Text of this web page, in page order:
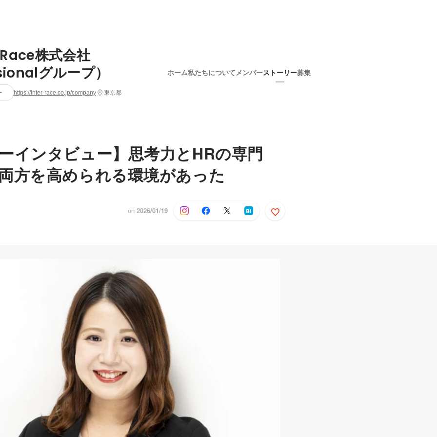
株式会社
グループ）
https://inter-race.co.jp/company 東京都
ホーム私たちについて メンバーストーリー募集
ーインタビュー】思考力とHRの専門
方を高められる環境があった
on 2026/01/19